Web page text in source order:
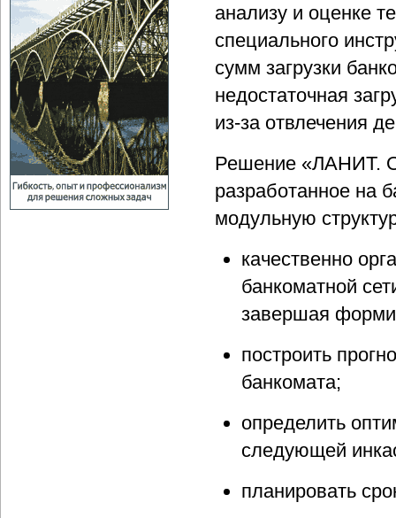
анализу и оценке
специального
сумм загрузки
недостаточная
из-за отвлечения
Решение «ЛАНИТ.
разработанное на
модульную
качественно
банкоматной
завершая
построить
банкомата;
определить
следующей
планировать